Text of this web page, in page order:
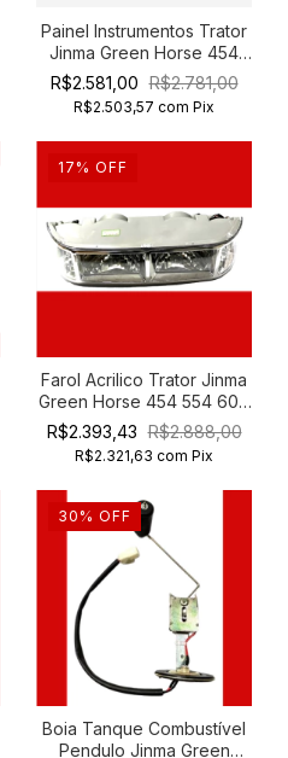
Painel Instrumentos Trator
Jinma Green Horse 454
504 554 754
R$2.581,00 R$2.781,00
R$2.503,57 com Pix
17 % OFF
Farol Acrilico Trator Jinma
Green Horse 454 554 604
Coyote
R$2.393,43 R$2.888,00
R$2.321,63 com Pix
30 % OFF
Boia Tanque Combustível
Pendulo Jinma Green